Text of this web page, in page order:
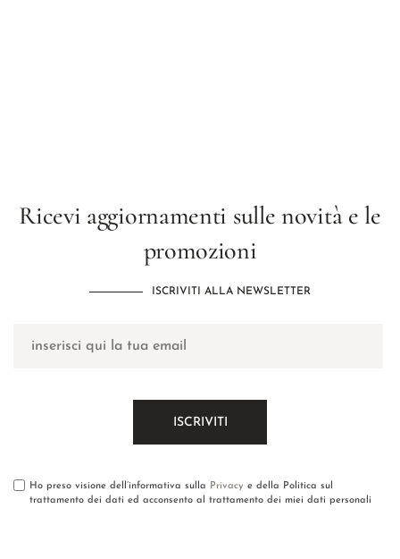
Ricevi aggiornamenti sulle novità e le
promozioni
ISCRIVITI ALLA NEWSLETTER
Ho preso visione dell’informativa sulla Privacy e della Politica sul
trattamento dei dati ed acconsento al trattamento dei miei dati personali